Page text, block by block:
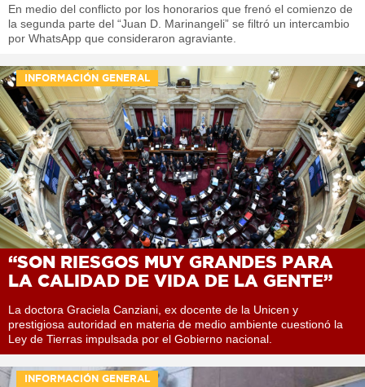
En medio del conflicto por los honorarios que frenó el comienzo de
la segunda parte del “Juan D. Marinangeli” se filtró un intercambio
por WhatsApp que consideraron agraviante.
INFORMACIÓN GENERAL
“SON RIESGOS MUY GRANDES PARA
LA CALIDAD DE VIDA DE LA GENTE”
La doctora Graciela Canziani, ex docente de la Unicen y
prestigiosa autoridad en materia de medio ambiente cuestionó la
Ley de Tierras impulsada por el Gobierno nacional.
INFORMACIÓN GENERAL